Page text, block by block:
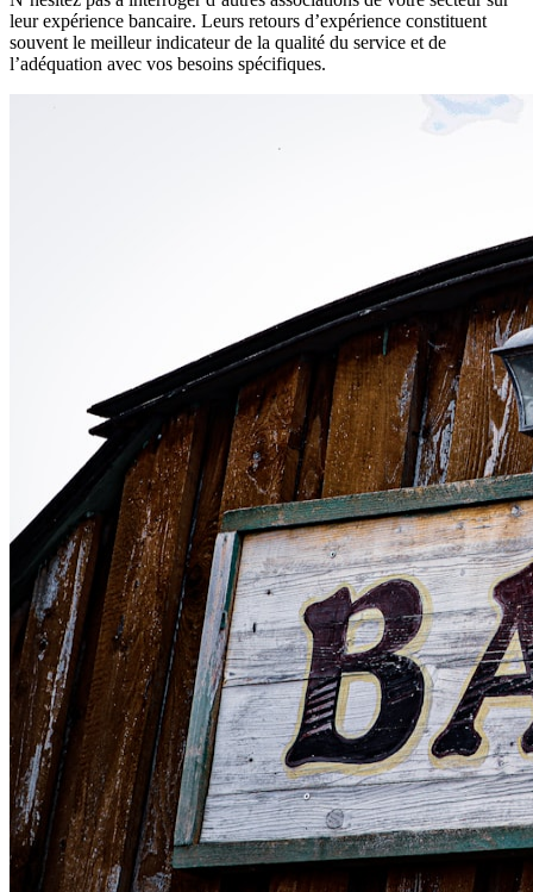
leur expérience bancaire. Leurs retours d’expérience constituent
souvent le meilleur indicateur de la qualité du service et de
l’adéquation avec vos besoins spécifiques.